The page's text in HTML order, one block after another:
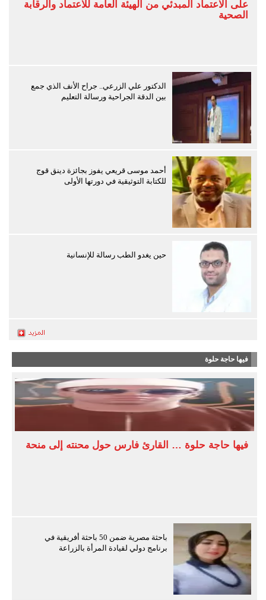
على الاعتماد المبدئي من الهيئة العامة للاعتماد والرقابة
الصحية
الدكتور علي الزرعي.. جراح الأنف الذي جمع
بين الدقة الجراحية ورسالة التعليم
أحمد موسى قريعي يفوز بجائزة دينق قوج
للكتابة التوثيقية في دورتها الأولى
حين يغدو الطب رسالة للإنسانية
فيها حاجة حلوة
فيها حاجة حلوة … القارئ فارس حول محنته إلى منحة
باحثة مصرية ضمن 50 باحثة أفريقية في
برنامج دولي لقيادة المرأة بالزراعة